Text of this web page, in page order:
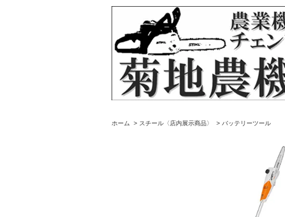
ホーム > スチール〈店内展示商品〉 > バッテリーツール